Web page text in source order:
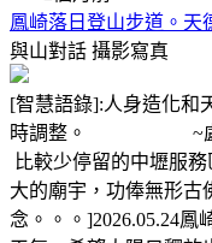
鳳崎落日登山步道。天
與山對話 攝影寫真
[智慧語錄]:人身造化和
時調整
比較少停留的中壢服
大的廟宇，功俸無形古
念。。。]2026.05.24